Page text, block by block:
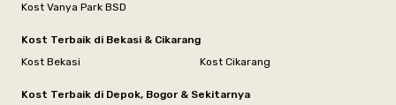
Kost Vanya Park BSD
Kost Terbaik di Bekasi & Cikarang
Kost Bekasi
Kost Cikarang
Kost Terbaik di Depok, Bogor & Sekitarnya